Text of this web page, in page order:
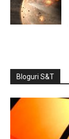
Bloguri S&T